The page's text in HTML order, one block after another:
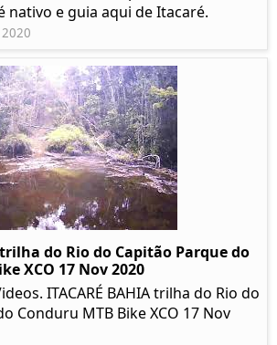
nativo e guia aqui de Itacaré.
trilha do Rio do Capitão Parque do
XCO 17 Nov 2020
ITACARÉ BAHIA trilha do Rio do
Conduru MTB Bike XCO 17 Nov